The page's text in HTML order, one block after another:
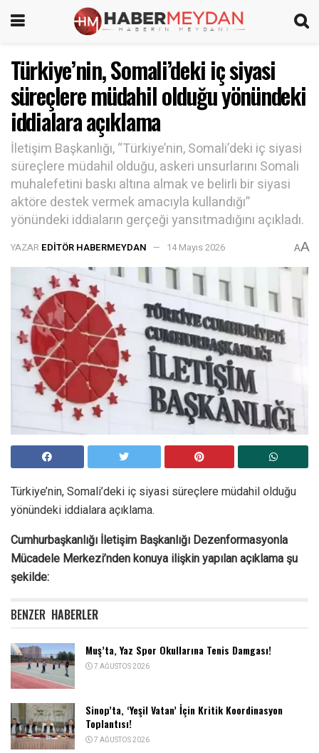
Türkiye’nin, Somali’deki iç siyasi
süreçlere müdahil olduğu yönündeki
iddialara açıklama
İletişim Başkanlığı, “Türkiye’nin, Somali’deki iç siyasi
süreçlere müdahil olduğu, askeri unsurlarını Somali
muhalefetini baskı altına almak ve belirli bir siyasi
aktöre destek vermek amacıyla kullandığı”
yönündeki iddiaların gerçeği yansıtmadığını açıkladı.
YAZAR EDITÖR HABERMEYDAN 14 Mayıs 2026 AA
Türkiye’nin, Somali’deki iç siyasi süreçlere müdahil olduğu
yönündeki iddialara açıklama.
Cumhurbaşkanlığı İletişim Başkanlığı Dezenformasyonla
Mücadele Merkezi’nden konuya ilişkin yapılan açıklama şu
şekilde:
BENZER HABERLER
Muş’ta, Yaz Spor Okullarına Tenis Damgası!
7 AĞUSTOS 2026
Sinop’ta, ‘Yeşil Vatan’ İçin Kritik Koordinasyon
Toplantısı!
7 AĞUSTOS 2026